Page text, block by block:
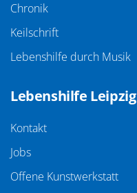
Chronik
Keilschrift
Lebenshilfe durch Musik
Lebenshilfe Leipzig
Kontakt
Jobs
Offene Kunstwerkstatt